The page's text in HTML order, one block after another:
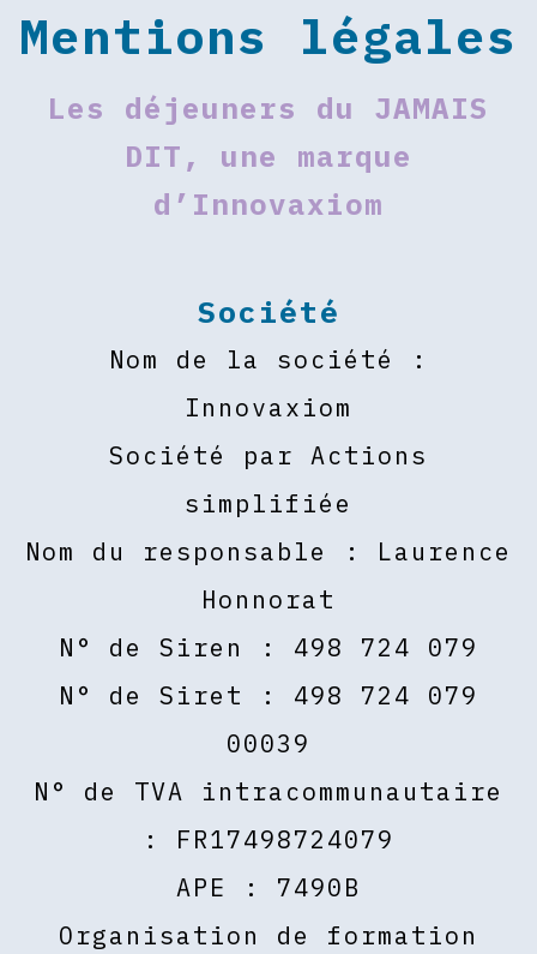
Mentions légales
Les déjeuners du JAMAIS
DIT, une marque
d’Innovaxiom
Société
Nom de la société :
Innovaxiom
Société par Actions
simplifiée
Nom du responsable : Laurence
Honnorat
N° de Siren : 498 724 079
N° de Siret : 498 724 079
00039
N° de TVA intracommunautaire
: FR17498724079
APE : 7490B
Organisation de formation